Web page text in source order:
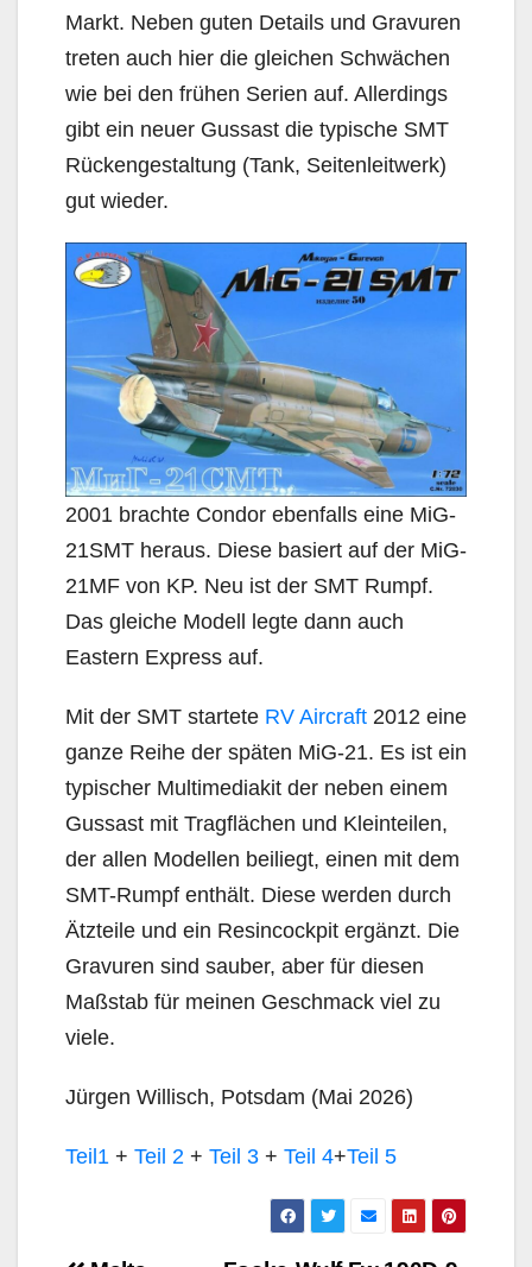
Markt. Neben guten Details und Gravuren
treten auch hier die gleichen Schwächen
wie bei den frühen Serien auf. Allerdings
gibt ein neuer Gussast die typische SMT
Rückengestaltung (Tank, Seitenleitwerk)
gut wieder.
2001 brachte Condor ebenfalls eine MiG-
21SMT heraus. Diese basiert auf der MiG-
21MF von KP. Neu ist der SMT Rumpf.
Das gleiche Modell legte dann auch
Eastern Express auf.
Mit der SMT startete RV Aircraft 2012 eine
ganze Reihe der späten MiG-21. Es ist ein
typischer Multimediakit der neben einem
Gussast mit Tragflächen und Kleinteilen,
der allen Modellen beiliegt, einen mit dem
SMT-Rumpf enthält. Diese werden durch
Ätzteile und ein Resincockpit ergänzt. Die
Gravuren sind sauber, aber für diesen
Maßstab für meinen Geschmack viel zu
viele.
Jürgen Willisch, Potsdam (Mai 2026)
Teil1 + Teil 2 + Teil 3 + Teil 4+Teil 5